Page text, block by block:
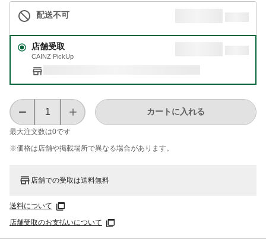
配送不可
店舗受取
CAINZ PickUp
最大注文数は0です
カートに入れる
※価格は​店舗や​掲載場所で​異なる​場合が​あります。
店舗での受取は送料無料
送料について
店舗受取のお支払いについて